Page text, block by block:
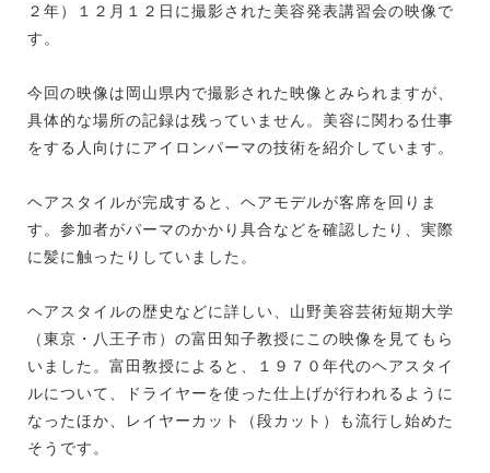
２年）１２月１２日に撮影された美容発表講習会の映像で
す。
今回の映像は岡山県内で撮影された映像とみられますが、
具体的な場所の記録は残っていません。美容に関わる仕事
をする人向けにアイロンパーマの技術を紹介しています。
ヘアスタイルが完成すると、ヘアモデルが客席を回りま
す。参加者がパーマのかかり具合などを確認したり、実際
に髪に触ったりしていました。
ヘアスタイルの歴史などに詳しい、山野美容芸術短期大学
（東京・八王子市）の富田知子教授にこの映像を見てもら
いました。富田教授によると、１９７０年代のヘアスタイ
ルについて、ドライヤーを使った仕上げが行われるように
なったほか、レイヤーカット（段カット）も流行し始めた
そうです。